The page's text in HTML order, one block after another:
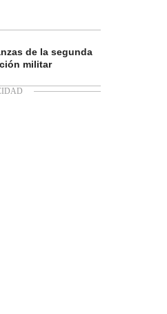
de la segunda
militar